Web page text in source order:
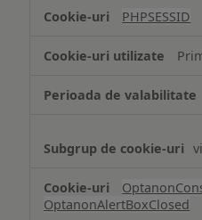
Cookie
necesare
PHPSESSID
OptanonAlertBoxClosed